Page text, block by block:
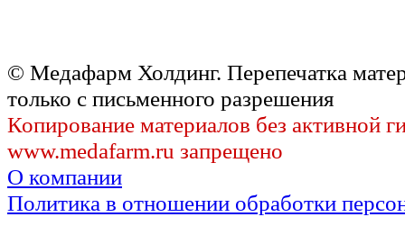
© Медафарм Холдинг. Перепечатка
только с письменного разрешения
Копирование материалов без активной
www.medafarm.ru запрещено
О компании
Политика в отношении обработки